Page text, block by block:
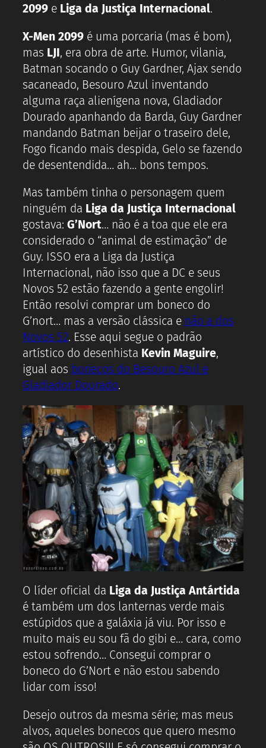
2099e Liga da Justiça Internacional.
X-Men 2099é uma porcaria (mas é bom),
mas LJI, era obra de arte. Humor, vilania,
Batman socando o Guy Gardner, Ajax sendo
sacaneado, Besouro Azul inventando
alguma raça alienígena nova, Gladiador
Dourado apanhando da Barda, Guy Gardner
mandando Batman beijar o traseiro dele,
Fogo ficando mais despida, Gelo se fazendo
de desentendida… ah… bons tempos.
Mas também tinha o personagem quem
ninguém da Liga da Justiça Internacional
gostava: G’Nort… não é a toa que ele era
considerado o “animal de estimação” de
Guy. ISSO era a Liga da Justiça
Internacional, não isso que a DC e seus
Novos 52 estão fazendo a gente engolir!
Então resolvi comprar um boneco do
G’nort… mas a versão clássica e não a dos
Novos 52. Esse aqui segue o padrão
artístico do desenhista Kevin Maguire,
igual aos bonecos do Besouro Azul e
Gladiador Dourado.
O líder oficial da Liga da Justiça Antártida
é também um dos lanternas verde mais
estúpidos que a galáxia já viu. Por isso e
muito mais eu sou fã do gibi e… cara, como
estou sofrendo… Consegui comprar o
boneco do G’Nort e não estou sabendo
lidar com isso!
Desejo outros da mesma série; mas meus
alvos, aqueles bonecos que quero mesmo